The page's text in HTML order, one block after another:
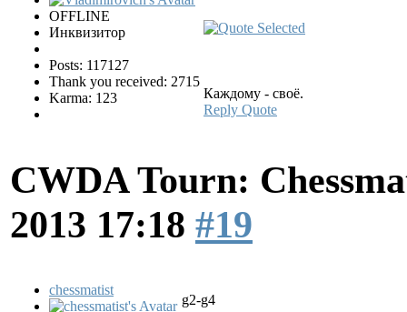
OFFLINE
Инквизитор
Posts: 117127
Thank you received: 2715
Karma: 123
Каждому - своё.
Reply Quote
CWDA Tourn:
2013 17:18 #19
chessmatist
g2-g4